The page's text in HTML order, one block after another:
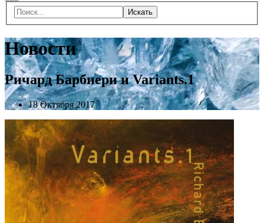
Искать
Новости
Ричард Барбиери и Variants.1
18 Октября 2017